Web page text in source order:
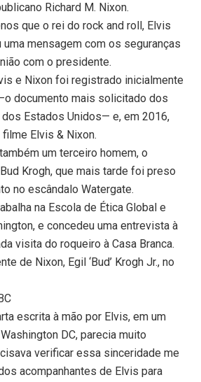
Richard M. Nixon.
que o rei do rock and roll, Elvis
mensagem com os seguranças
com o presidente.
e Nixon foi registrado inicialmente
documento mais solicitado dos
Estados Unidos— e, em 2016,
Elvis & Nixon.
um terceiro homem, o
Krogh, que mais tarde foi preso
no escândalo Watergate.
na Escola de Ética Global e
e concedeu uma entrevista à
visita do roqueiro à Casa Branca.
de Nixon, Egil ‘Bud’ Krogh Jr., no
escrita à mão por Elvis, em um
DC, parecia muito
verificar essa sinceridade me
acompanhantes de Elvis para